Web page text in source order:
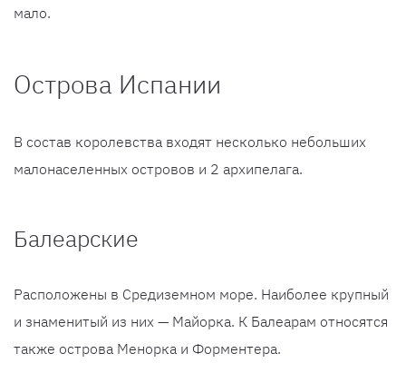
мало.
Острова Испании
В состав королевства входят несколько небольших
малонаселенных островов и 2 архипелага.
Балеарские
Расположены в Средиземном море. Наиболее крупный
и знаменитый из них — Майорка. К Балеарам относятся
также острова Менорка и Форментера.